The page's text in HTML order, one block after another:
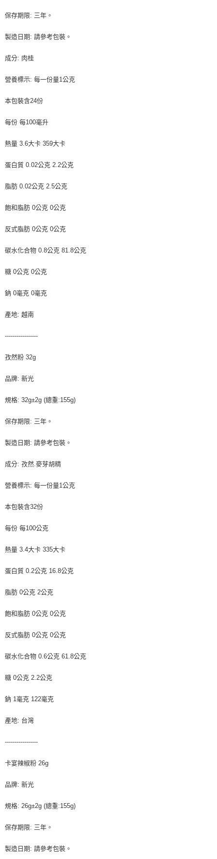
保存期限: 三年。
製造日期: 請參考包裝。
成分: 肉桂
營養標示: 每一份量1公克
本包裝含24份
每份 每100毫升
熱量 3.6大卡 359大卡
蛋白質 0.02公克 2.2公克
脂肪 0.02公克 2.5公克
飽和脂肪 0公克 0公克
反式脂肪 0公克 0公克
碳水化合物 0.8公克 81.8公克
糖 0公克 0公克
鈉 0毫克 0毫克
產地: 越南
-----------------
孜然粉 32g
品牌: 新光
規格: 32g±2g (總重:155g)
保存期限: 三年。
製造日期: 請參考包裝。
成分: 孜然.麥芽胡精
營養標示: 每一份量1公克
本包裝含32份
每份 每100公克
熱量 3.4大卡 335大卡
蛋白質 0.2公克 16.8公克
脂肪 0公克 2公克
飽和脂肪 0公克 0公克
反式脂肪 0公克 0公克
碳水化合物 0.6公克 61.8公克
糖 0公克 2.2公克
鈉 1毫克 122毫克
產地: 台灣
-----------------
卡宴辣椒粉 26g
品牌: 新光
規格: 26g±2g (總重:155g)
保存期限: 三年。
製造日期: 請參考包裝。